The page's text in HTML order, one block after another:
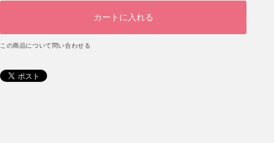
この商品について問い合わせる